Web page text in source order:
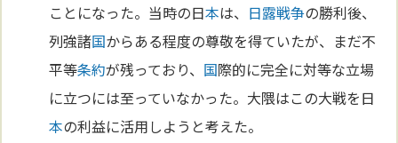
ことになった。当時の日本は、 日露戦争の勝利後、
列強諸国からある程度の尊敬を得ていたが、まだ不
平等条約が残っており、 国際的に完全に対等な立場
に立つには至っていなかった。大隈はこの大戦を日
本の利益に活用しようと考えた。